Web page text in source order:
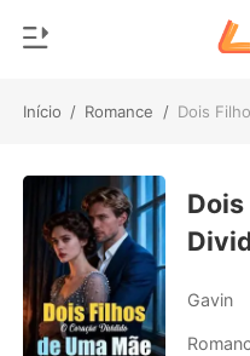
Início / Romance / Dois
Loja
Histórico
Sair
Gênero
Moderno
Lobisomem
Contos
Gavin